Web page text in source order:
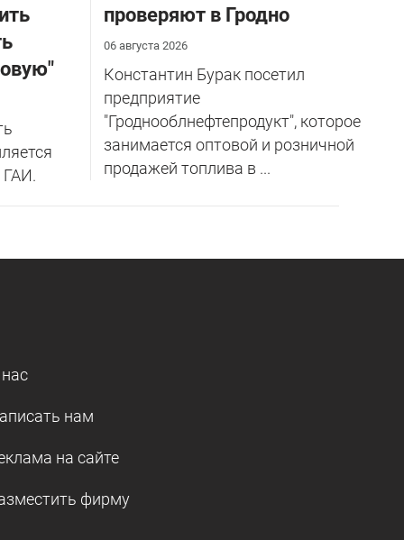
ГАИ.
проверяют в Гродно
06 августа 2026
Константин Бурак посетил
предприятие
"Гроднооблнефтепродукт", которое
занимается оптовой и розничной
продажей топлива в ...
нам
на сайте
фирму